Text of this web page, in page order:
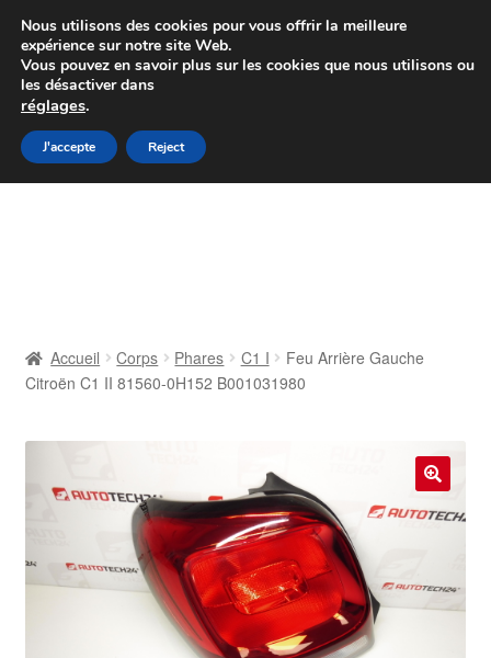
Colissimo livraison à partir de 7 EUR
Du lundi au vendredi de 9 h à 16 h
Aller
à
Aller
au
Contact
Livraison
Livraison internationale
Mon compte
Accueil Corps Phares C1 I
Feu Arrière Gauche
Citroën C1 II 81560-0H152 B001031980
🔍
Nous utilisons des cookies pour vous offrir la meilleure
expérience sur notre site Web.
Vous pouvez en savoir plus sur les cookies que nous utilisons ou
les désactiver dans
réglages.
J'accepte Reject